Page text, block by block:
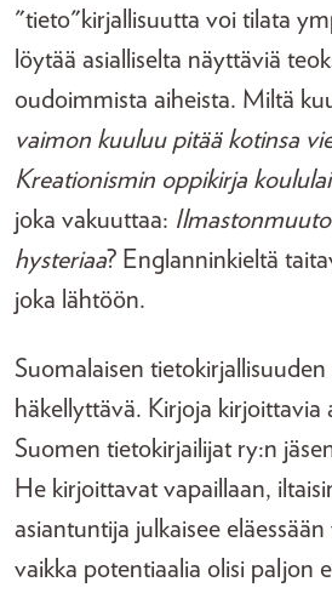
"tieto"kirjallisuutta voi tilata
löytää asialliselta näyttäviä
oudoimmista aiheista. Miltä
vaimon kuuluu pitää kotinsa
Kreationismin oppikirja
joka vakuuttaa:
hysteriaa? Englanninkieltä
joka lähtöön.
Suomalaisen
häkellyttävä. Kirjoja kirjoittavia
Suomen tietokirjailijat ry:n
He kirjoittavat vapaillaan,
asiantuntija julkaisee
vaikka potentiaalia olisi paljon